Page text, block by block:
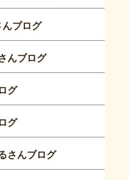
んブログ
んブログ
グ
グ
さんブログ